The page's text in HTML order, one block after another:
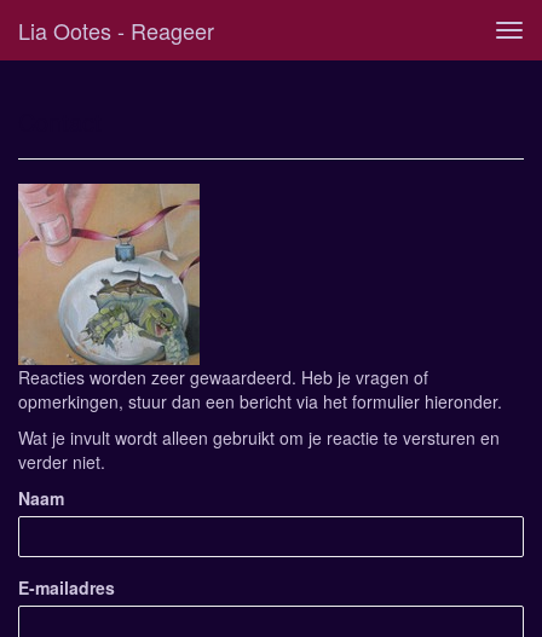
Lia Ootes - Reageer
Reacties worden zeer gewaardeerd. Heb je vragen of
opmerkingen, stuur dan een bericht via het formulier hieronder.
Wat je invult wordt alleen gebruikt om je reactie te versturen en
verder niet.
Naam
E-mailadres